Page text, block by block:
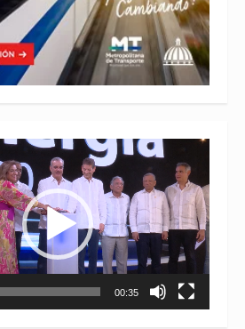
00:35